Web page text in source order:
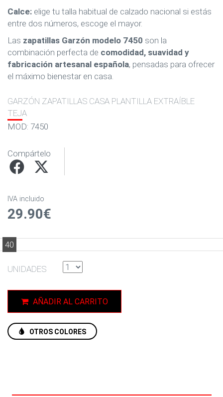
Calce: elige tu talla habitual de calzado nacional si estás
entre dos números, escoge el mayor.
Las zapatillas Garzón modelo 7450 son la
combinación perfecta de comodidad, suavidad y
fabricación artesanal española, pensadas para ofrecer
el máximo bienestar en casa.
GARZÓN ZAPATILLAS CASA PLANTILLA EXTRAÍBLE
TEJA
MOD: 7450
Compártelo
IVA incluido
29.90€
40
UNIDADES
AÑADIR AL CARRITO
OTROS COLORES